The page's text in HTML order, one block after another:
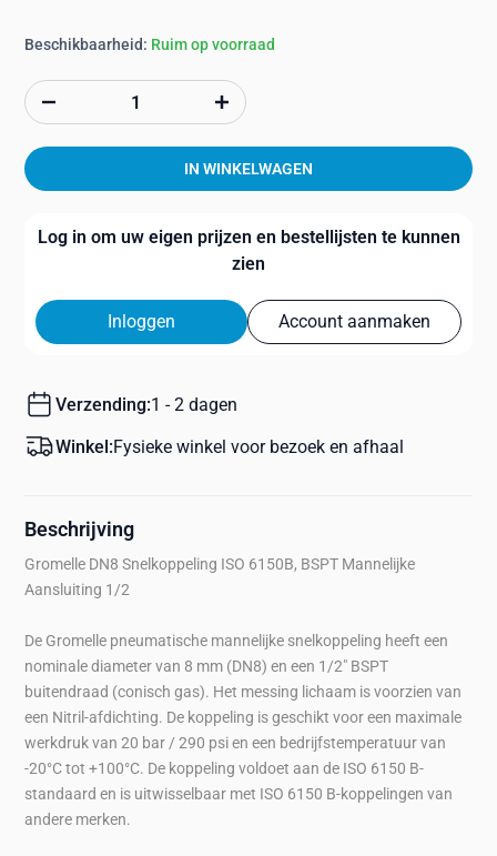
Beschikbaarheid: Ruim op voorraad
IN WINKELWAGEN
Log in om uw eigen prijzen en bestellijsten te kunnen
zien
Inloggen Account aanmaken
Verzending:1 - 2 dagen
Winkel:Fysieke winkel voor bezoek en afhaal
Beschrijving
Gromelle DN8 Snelkoppeling ISO 6150B, BSPT Mannelijke
Aansluiting 1/2
De Gromelle pneumatische mannelijke snelkoppeling heeft een
nominale diameter van 8 mm (DN8) en een 1/2" BSPT
buitendraad (conisch gas). Het messing lichaam is voorzien van
een Nitril-afdichting. De koppeling is geschikt voor een maximale
werkdruk van 20 bar / 290 psi en een bedrijfstemperatuur van
-20°C tot +100°C. De koppeling voldoet aan de ISO 6150 B-
standaard en is uitwisselbaar met ISO 6150 B-koppelingen van
andere merken.